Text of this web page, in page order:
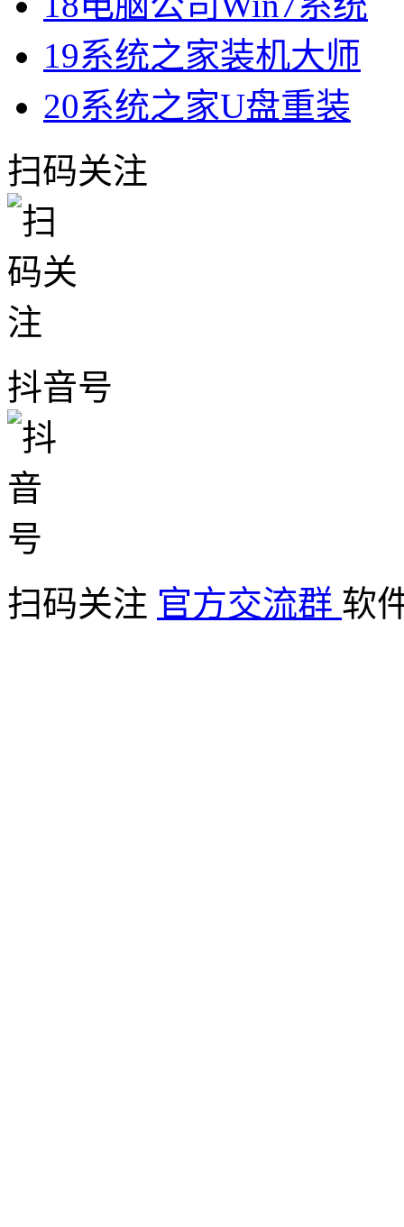
19系统之家装机大师
20系统之家U盘重装
扫码关注
抖音号
扫码关注 官方交流群 软